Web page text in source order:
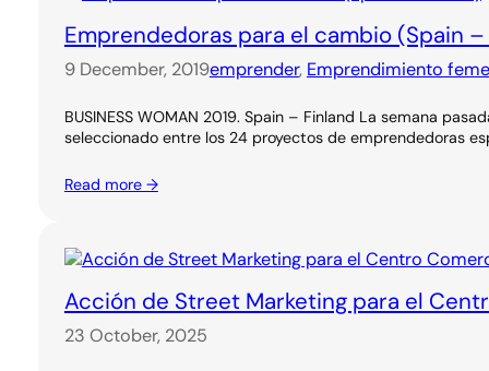
Emprendedoras para el cambio (Spain
9 December, 2019emprender, Emprendimiento
BUSINESS WOMAN 2019. Spain – Finland La semana
seleccionado entre los 24 proyectos de emprendedoras
Read more →
Acción de Street Marketing para el
23 October, 2025